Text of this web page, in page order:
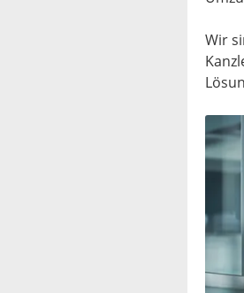
Wir